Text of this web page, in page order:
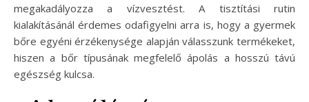
megakadályozza a vízvesztést. A tisztítási rutin
kialakításánál érdemes odafigyelni arra is, hogy a gyermek
bőre egyéni érzékenysége alapján válasszunk termékeket,
hiszen a bőr típusának megfelelő ápolás a hosszú távú
egészség kulcsa.